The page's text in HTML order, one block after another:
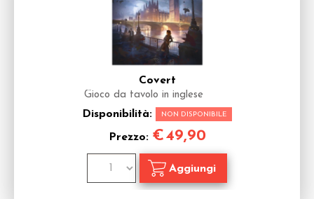
Covert
Gioco da tavolo in inglese
Disponibilità: NON DISPONIBILE
Prezzo: €49,90